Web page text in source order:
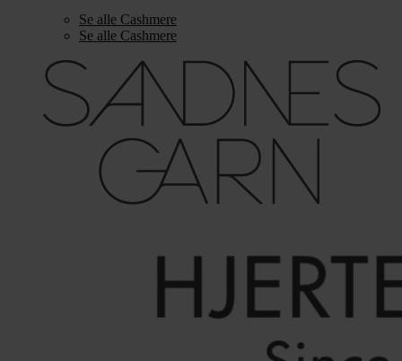
Se alle Cashmere
Se alle Cashmere